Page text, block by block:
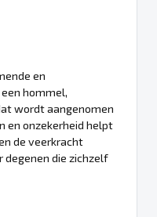
en
hommel,
wordt aangenomen
en onzekerheid helpt
de veerkracht
degenen die zichzelf